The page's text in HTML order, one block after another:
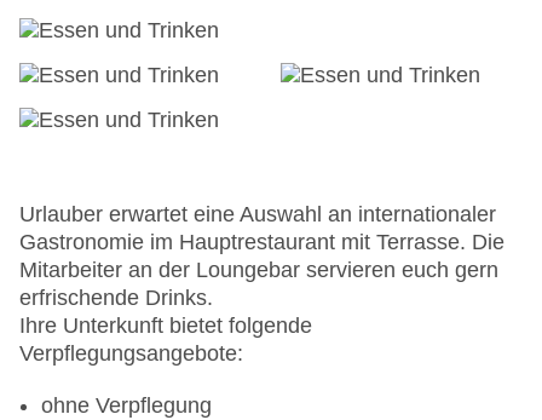
Wäscheservice: gegen Gebühr, Barzahlung
Concierge Service
Zahlungsarten: TUI Card / VISA, MasterCard,
Hinterlegung einer Kreditkarte beim Check In ist
Gebäudeanzahl: 3, Etagen: 5, Zimmer: 208
Landeskategorie: 4 Sterne
Urlauber erwartet eine Auswahl an internationaler
Gastronomie im Hauptrestaurant mit Terrasse. Die
Mitarbeiter an der Loungebar servieren euch gern
erfrischende Drinks.
Ihre Unterkunft bietet folgende
Verpflegungsangebote:
ohne Verpflegung